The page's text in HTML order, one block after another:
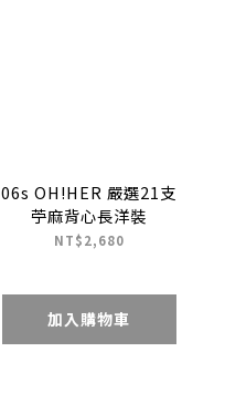
06s OH!HER 嚴選21支
苧麻背心長洋裝
NT$2,680
加入購物車